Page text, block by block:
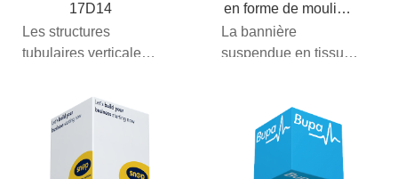
17D14
Les structures
tubulaires verticales
suspendues sont
fabriquées en Chine
en forme de moulinet
EM-17D41
La bannière
suspendue en tissu
faire remarquer. Ces
éléments
supplémentaires...